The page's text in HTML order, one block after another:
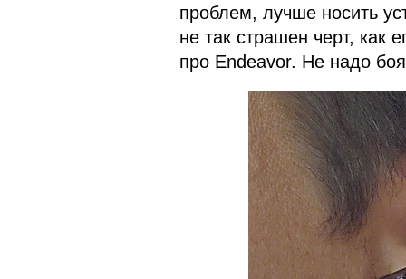
проблем, лучше носить
не так страшен черт, как
про Endeavor. Не надо